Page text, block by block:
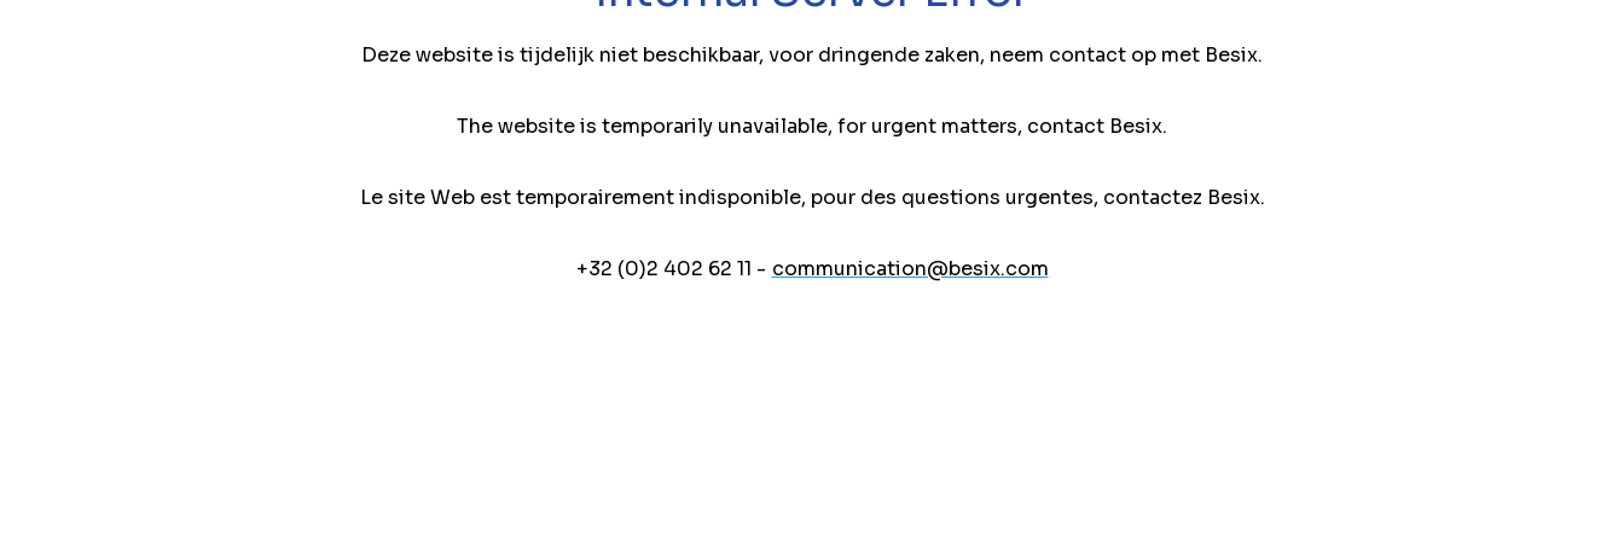
Deze website is tijdelijk niet beschikbaar, voor dringende zaken, neem contact op met Besix.
The website is temporarily unavailable, for urgent matters, contact Besix.
Le site Web est temporairement indisponible, pour des questions urgentes, contactez Besix.
+32 (0)2 402 62 11 - communication@besix.com